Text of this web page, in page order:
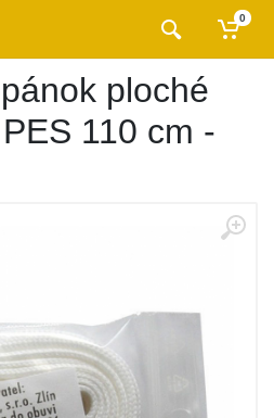
0
ploché
110 cm -